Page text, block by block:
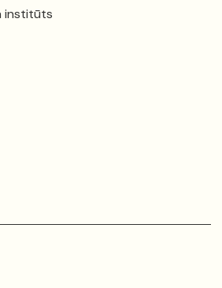
institūts